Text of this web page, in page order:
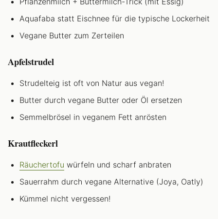
Aquafaba statt Eischnee für die typische Lockerheit
Vegane Butter zum Zerteilen
Apfelstrudel
Strudelteig ist oft von Natur aus vegan!
Butter durch vegane Butter oder Öl ersetzen
Semmelbrösel in veganem Fett anrösten
Krautfleckerl
Räuchertofu würfeln und scharf anbraten
Sauerrahm durch vegane Alternative (Joya, Oatly)
Kümmel nicht vergessen!